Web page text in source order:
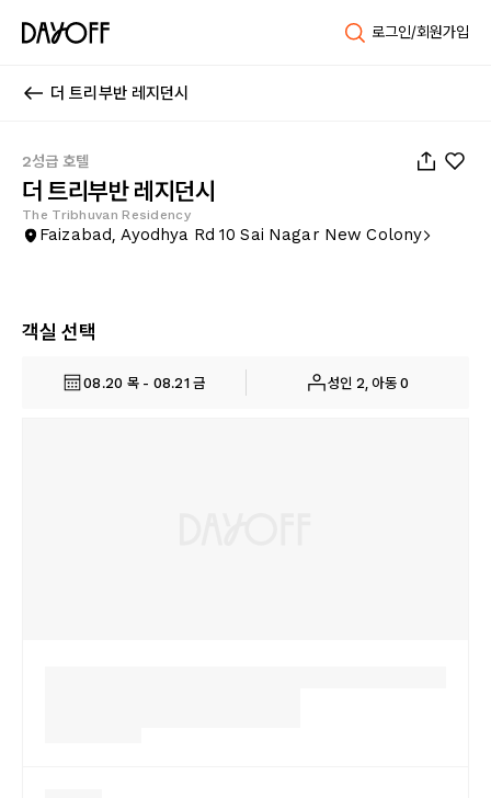
로그인/회원가입
더 트리부반 레지던시
2성급 호텔
더 트리부반 레지던시
The Tribhuvan Residency
Faizabad, Ayodhya Rd 10 Sai Nagar New Colony
객실 선택
08.20 목 - 08.21 금 성인 2, 아동 0